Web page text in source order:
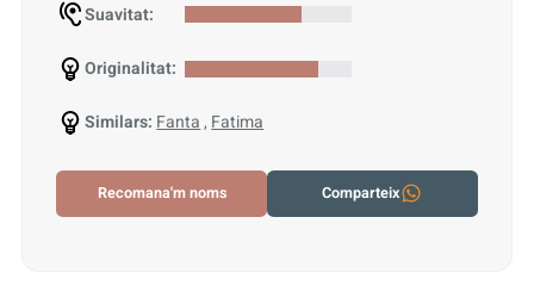
Suavitat:
Originalitat:
Similars: Fanta,Fatima
Recomana'm noms Comparteix